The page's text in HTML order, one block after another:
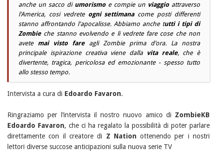
anche un sacco di umorismoe compie un viaggioattraverso
l'America, cosi vedrete ogni settimanacome posti differenti
stanno affrontando l'apocalisse. Abbiamo anche tutti i tipi di
Zombie che stanno evolvendo e li vedrete fare cose che non
avete mai visto fare agli Zombie prima d’ora. La nostra
principale ispirazione creativa viene dalla vita reale, che è
divertente, tragica, pericolosa ed emozionante - spesso tutto
allo stesso tempo.
Intervista a cura di Edoardo Favaron.
Ringraziamo per l’intervista il nostro nuovo amico di ZombieKB
Edoardo Favaron, che ci ha regalato la possibilità di poter parlare
direttamente con il creatore di Z Nationottenendo per i nostri
lettori diverse succose anticipazioni sulla nuova serie TV